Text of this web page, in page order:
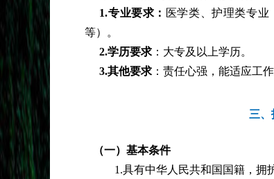
1.专业要求： 医学类、护理类专
等）。
2.学历要求 ：大专及以上学历。
3.其他要求 ：责任心强，能适应工作
三、
（一）基本条件
1.具有中华人民共和国国籍，拥